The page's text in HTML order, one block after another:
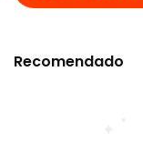
Recomendado